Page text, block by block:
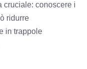
cruciale: conoscere i
ridurre
in trappole